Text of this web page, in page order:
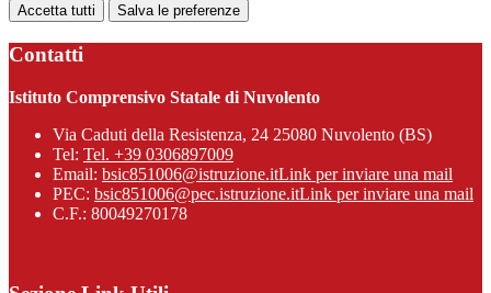
Accetta tutti Salva le preferenze
Contatti
Istituto Comprensivo Statale di Nuvolento
Via Caduti della Resistenza, 24 25080 Nuvolento (BS)
Tel: Tel. +39 0306897009
Email: bsic851006@istruzione.itLink per inviare una mail
PEC: bsic851006@pec.istruzione.itLink per inviare una mail
C.F.: 80049270178